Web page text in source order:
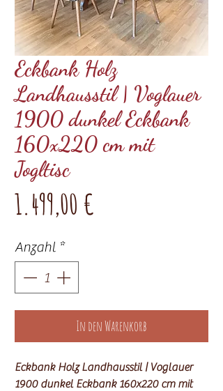
Eckbank Holz
Landhausstil | Voglauer
1900 dunkel Eckbank
160x220 cm mit
Jogltisc
1.499,00 €
Anzahl *
In den Warenkorb
Eckbank Holz Landhausstil | Voglauer
1900 dunkel Eckbank 160x220 cm mit